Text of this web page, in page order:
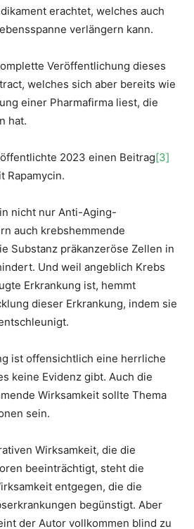
erachtet, welches auch
verlängern kann.
Veröffentlichung dieses
welches sich aber bereits wie
einer Pharmafirma liest, die
hat.
2023 einen Beitrag[3]
Rapamycin.
nicht nur Anti-Aging-
auch krebshemmende
Substanz präkanzeröse Zellen in
Und weil angeblich Krebs
Erkrankung ist, hemmt
dieser Erkrankung, indem sie
ist offensichtlich eine herrliche
keine Evidenz gibt. Auch die
Wirksamkeit sollte Thema
sein.
Wirksamkeit, die die
beeinträchtigt, steht die
entgegen, die die
begünstigt. Aber
der Autor vollkommen blind zu